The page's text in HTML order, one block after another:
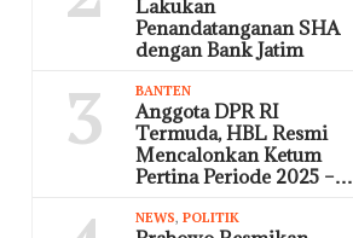
Lakukan
Penandatanganan SHA
dengan Bank Jatim
3 BANTEN
Anggota DPR RI
Termuda, HBL Resmi
Mencalonkan Ketum
Pertina Periode 2025 –…
NEWS,POLITIK